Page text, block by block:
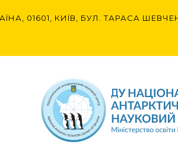
01601, КИЇВ, БУЛ. ТАРАСА